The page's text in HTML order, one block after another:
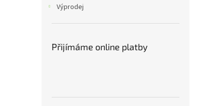
Výprodej
Přijímáme online platby